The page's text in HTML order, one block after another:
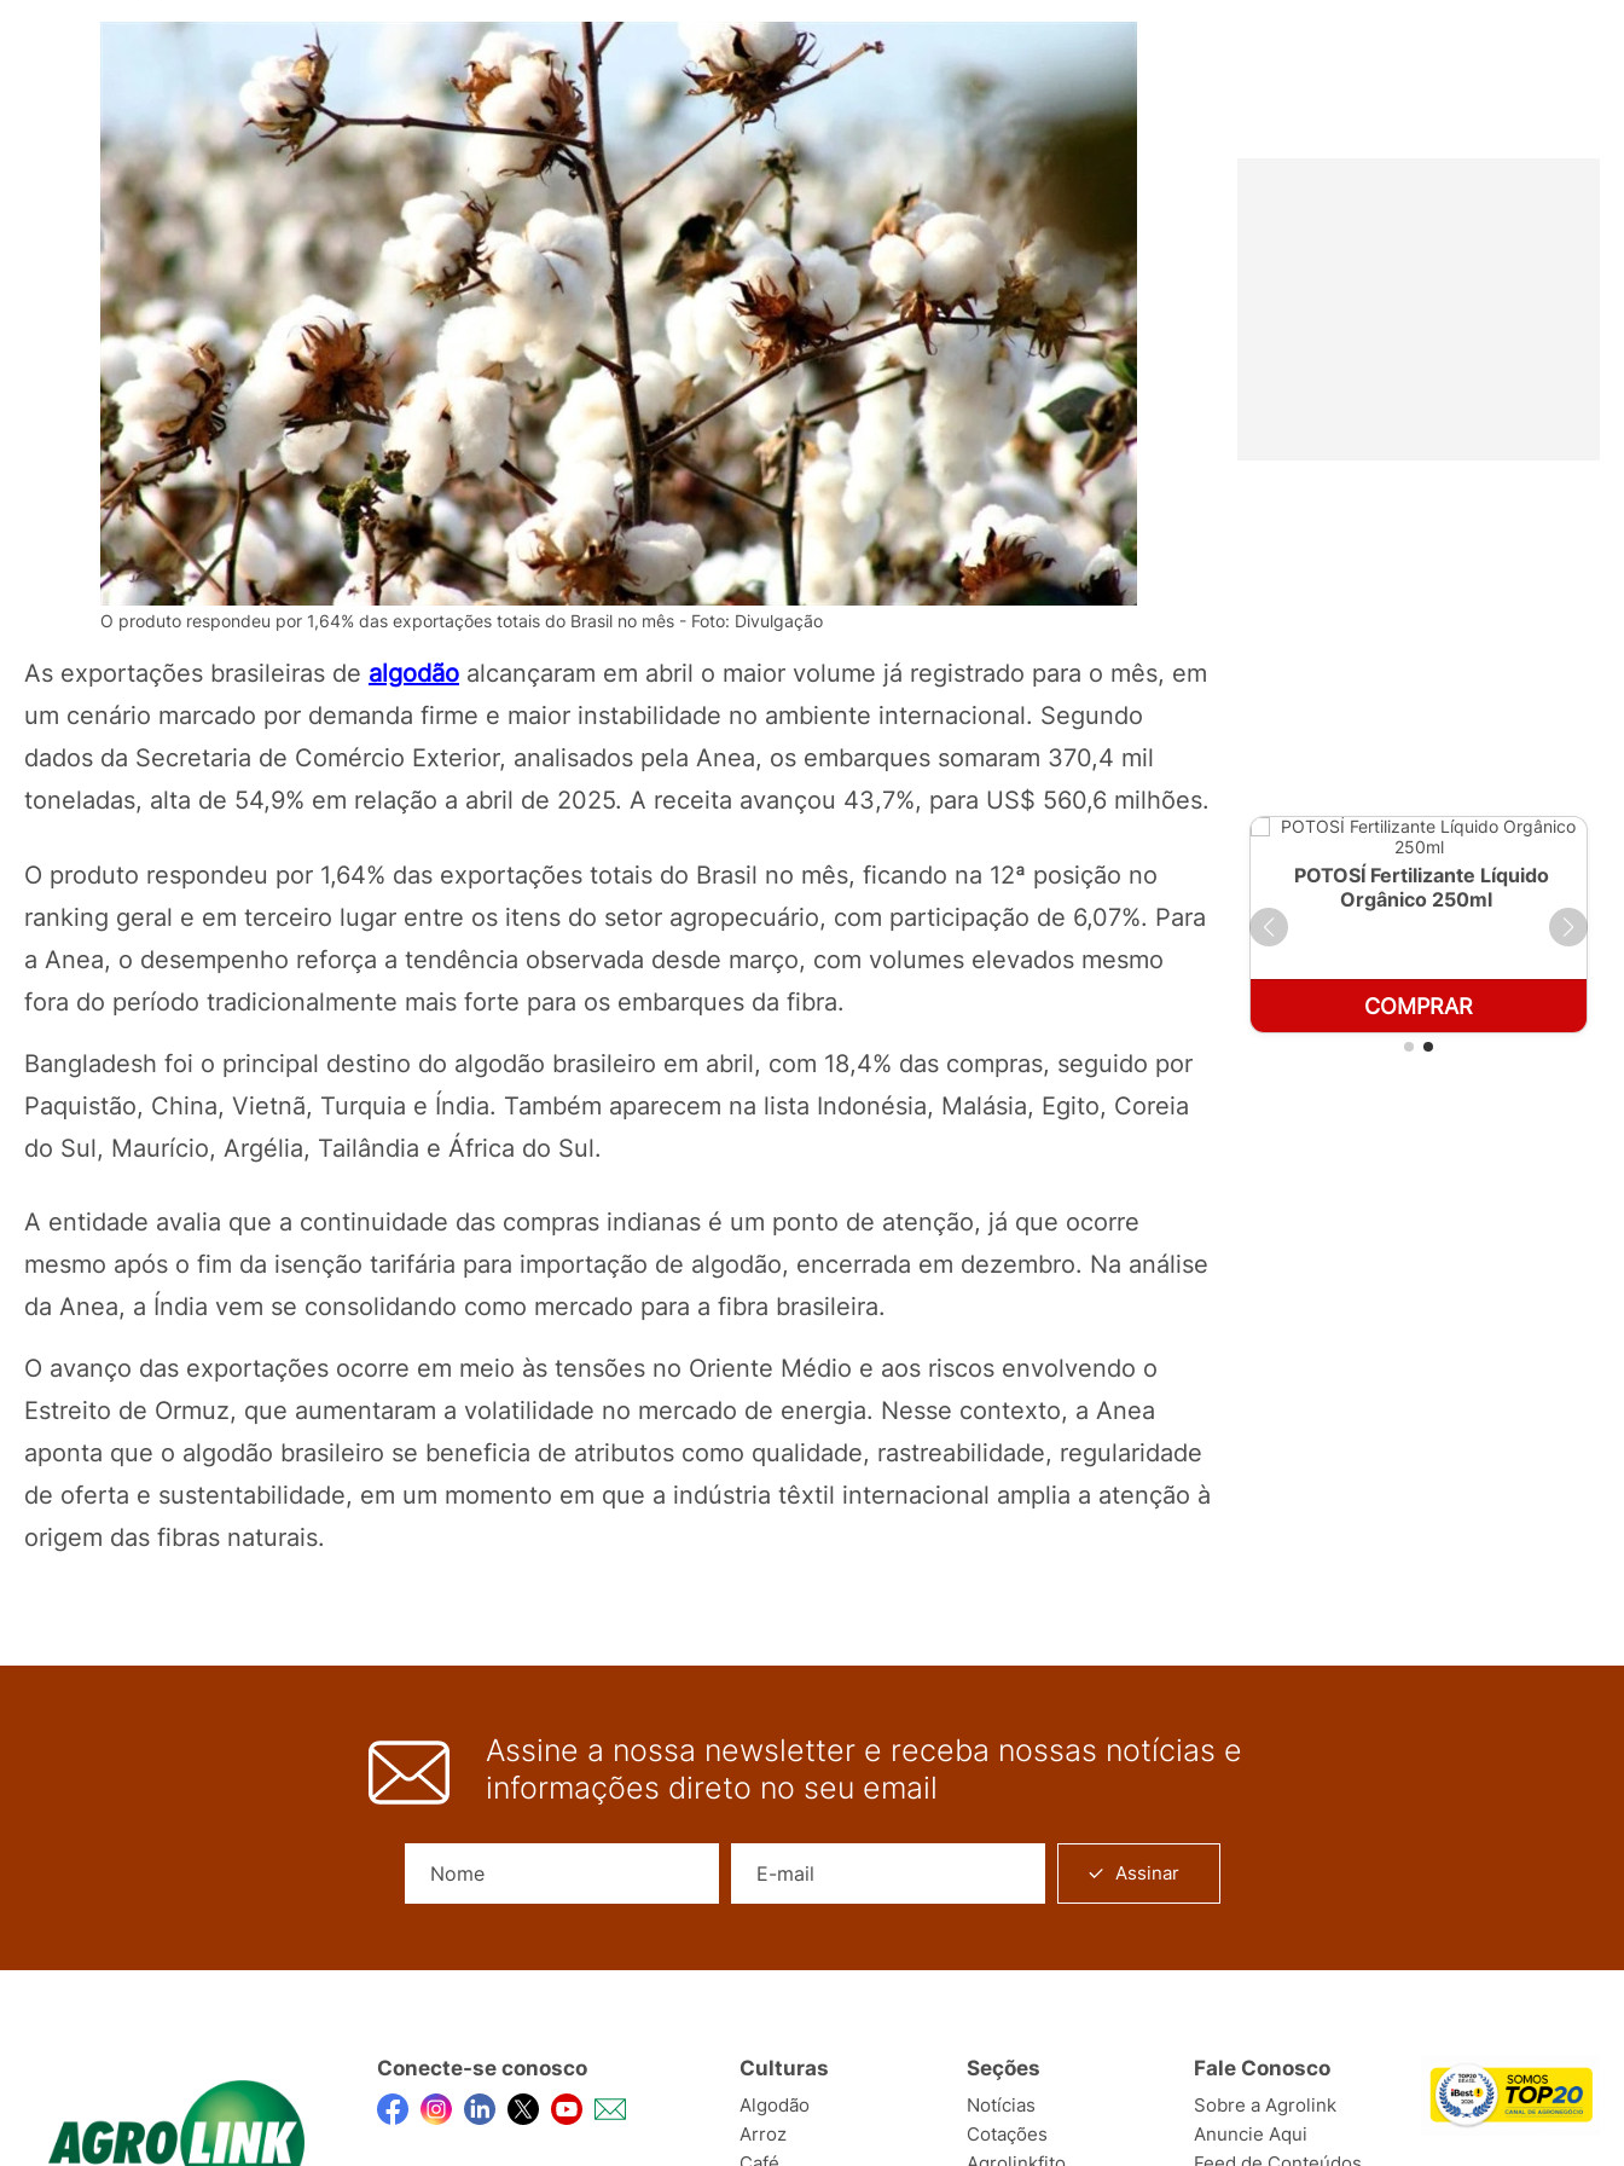
O produto respondeu por 1,64% das exportações totais do Brasil no mês - Foto: Divulgação
As exportações brasileiras de algodão alcançaram em abril o maior volume já registrado para o mês, em
um cenário marcado por demanda firme e maior instabilidade no ambiente internacional. Segundo
dados da Secretaria de Comércio Exterior, analisados pela Anea, os embarques somaram 370,4 mil
toneladas, alta de 54,9% em relação a abril de 2025. A receita avançou 43,7%, para US$ 560,6 milhões.
O produto respondeu por 1,64% das exportações totais do Brasil no mês, ficando na 12ª posição no
ranking geral e em terceiro lugar entre os itens do setor agropecuário, com participação de 6,07%. Para
a Anea, o desempenho reforça a tendência observada desde março, com volumes elevados mesmo
fora do período tradicionalmente mais forte para os embarques da fibra.
Bangladesh foi o principal destino do algodão brasileiro em abril, com 18,4% das compras, seguido por
Paquistão, China, Vietnã, Turquia e Índia. Também aparecem na lista Indonésia, Malásia, Egito, Coreia
do Sul, Maurício, Argélia, Tailândia e África do Sul.
A entidade avalia que a continuidade das compras indianas é um ponto de atenção, já que ocorre
mesmo após o fim da isenção tarifária para importação de algodão, encerrada em dezembro. Na análise
da Anea, a Índia vem se consolidando como mercado para a fibra brasileira.
O avanço das exportações ocorre em meio às tensões no Oriente Médio e aos riscos envolvendo o
Estreito de Ormuz, que aumentaram a volatilidade no mercado de energia. Nesse contexto, a Anea
aponta que o algodão brasileiro se beneficia de atributos como qualidade, rastreabilidade, regularidade
de oferta e sustentabilidade, em um momento em que a indústria têxtil internacional amplia a atenção à
origem das fibras naturais.
POTOSÍ Fertilizante Líquido
POTOSÍ Fertilizante Líquido
Orgânico 250ml
COMPRAR
Assine a nossa newsletter e receba nossas notícias e
informações direto no seu email
Assinar
Conecte-se conosco Culturas
Algodão
Arroz
Seções
Notícias
Cotações
Fale Conosco
Sobre a Agrolink
Anuncie Aqui